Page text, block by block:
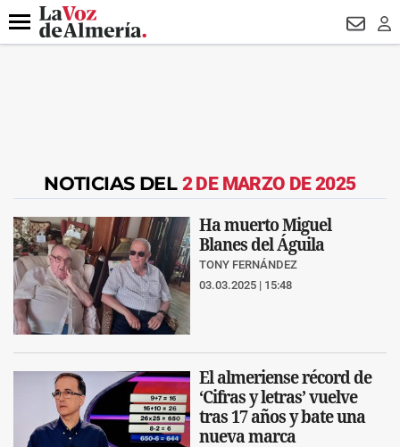
DESTACADO
Menú
NOTICIAS DEL 2 DE MARZO DE 2025
Ha muerto Miguel
Blanes del Águila
TONY FERNÁNDEZ
03.03.2025 | 15:48
El almeriense récord de
‘Cifras y letras’ vuelve
tras 17 años y bate una
nueva marca